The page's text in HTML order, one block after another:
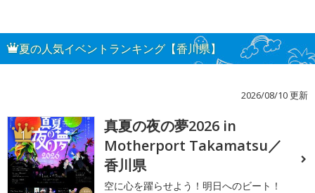
夏の人気イベントランキング【香川県】
2026/08/10 更新
1
真夏の夜の夢2026 in
Motherport Takamatsu／
香川県
空に心を躍らせよう！明日へのビート！